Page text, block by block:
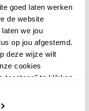
goed laten werken
de website
we jou
op jou afgestemd.
deze wijze wilt
cookies
toestaan" te klikken.